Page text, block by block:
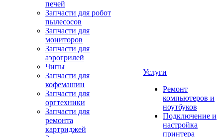
печей
Запчасти для робот
пылесосов
Запчасти для
мониторов
Запчасти для
аэрогрилей
Чипы
Запчасти для
кофемашин
Запчасти для
оргтехники
Запчасти для
ремонта
картриджей
Услуги
Ремонт
компьютеров и
ноутбуков
Подключение и
настройка
принтера